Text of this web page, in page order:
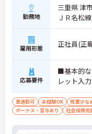
勤務地
三重県 津
ＪＲ名松
雇用形態 正社員(正
応募要件
■基本的
レット入
車通勤可 未経験OK 残業少な
ボーナス・賞与あり
社会保険完